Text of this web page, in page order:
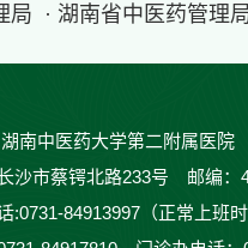
局 · 湖南省中医药管理
南中医药大学第二附属医院
沙市蔡锷北路233号 邮编
:0731-84913997（正常上